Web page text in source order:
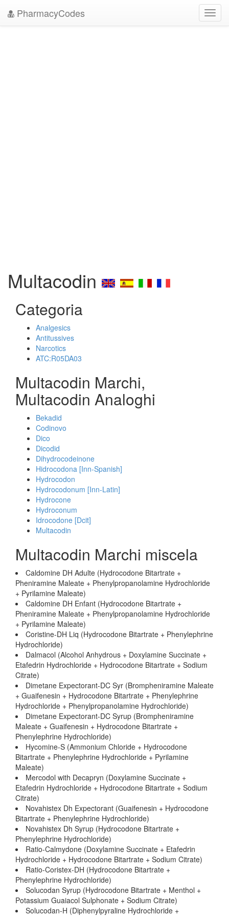
PharmacyCodes
Multacodin
Categoria
Analgesics
Antitussives
Narcotics
ATC:R05DA03
Multacodin Marchi,
Multacodin Analoghi
Bekadid
Codinovo
Dico
Dicodid
Dihydrocodeinone
Hidrocodona [Inn-Spanish]
Hydrocodon
Hydrocodonum [Inn-Latin]
Hydrocone
Hydroconum
Idrocodone [Dcit]
Multacodin
Multacodin Marchi miscela
Caldomine DH Adulte (Hydrocodone Bitartrate +
Pheniramine Maleate + Phenylpropanolamine Hydrochloride
+ Pyrilamine Maleate)
Caldomine DH Enfant (Hydrocodone Bitartrate +
Pheniramine Maleate + Phenylpropanolamine Hydrochloride
+ Pyrilamine Maleate)
Coristine-DH Liq (Hydrocodone Bitartrate + Phenylephrine
Hydrochloride)
Dalmacol (Alcohol Anhydrous + Doxylamine Succinate +
Etafedrin Hydrochloride + Hydrocodone Bitartrate + Sodium
Citrate)
Dimetane Expectorant-DC Syr (Brompheniramine Maleate
+ Guaifenesin + Hydrocodone Bitartrate + Phenylephrine
Hydrochloride + Phenylpropanolamine Hydrochloride)
Dimetane Expectorant-DC Syrup (Brompheniramine
Maleate + Guaifenesin + Hydrocodone Bitartrate +
Phenylephrine Hydrochloride)
Hycomine-S (Ammonium Chloride + Hydrocodone
Bitartrate + Phenylephrine Hydrochloride + Pyrilamine
Maleate)
Mercodol with Decapryn (Doxylamine Succinate +
Etafedrin Hydrochloride + Hydrocodone Bitartrate + Sodium
Citrate)
Novahistex Dh Expectorant (Guaifenesin + Hydrocodone
Bitartrate + Phenylephrine Hydrochloride)
Novahistex Dh Syrup (Hydrocodone Bitartrate +
Phenylephrine Hydrochloride)
Ratio-Calmydone (Doxylamine Succinate + Etafedrin
Hydrochloride + Hydrocodone Bitartrate + Sodium Citrate)
Ratio-Coristex-DH (Hydrocodone Bitartrate +
Phenylephrine Hydrochloride)
Solucodan Syrup (Hydrocodone Bitartrate + Menthol +
Potassium Guaiacol Sulphonate + Sodium Citrate)
Solucodan-H (Diphenylpyraline Hydrochloride +